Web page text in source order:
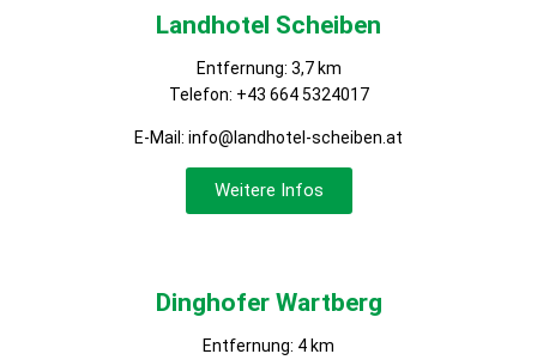
Landhotel Scheiben
Entfernung: 3,7 km
Telefon: +43 664 5324017
E-Mail: info@landhotel-scheiben.at
Weitere Infos
Dinghofer Wartberg
Entfernung: 4 km